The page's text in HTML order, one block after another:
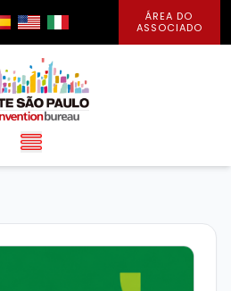
ÁREA DO
ASSOCIADO